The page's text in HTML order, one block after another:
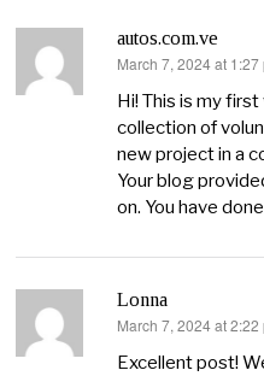
autos.com.ve
says:
March 7, 2024 at 1:27
Hi! This is my
collection of
new project in a
Your blog
on. You have
Lonna
says:
March 7, 2024 at 2:22
Excellent post!